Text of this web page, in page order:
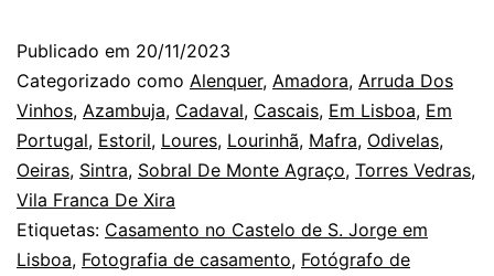
da
Publicado em 20/11/2023
Categorizado como Alenquer, Amadora, Arruda Dos
Vinhos, Azambuja, Cadaval, Cascais, Em Lisboa, Em
Portugal, Estoril, Loures, Lourinhã, Mafra, Odivelas,
Oeiras, Sintra, Sobral De Monte Agraço, Torres Vedras,
Vila Franca De Xira
Etiquetas: Casamento no Castelo de S. Jorge em
Lisboa, Fotografia de casamento, Fotógrafo de